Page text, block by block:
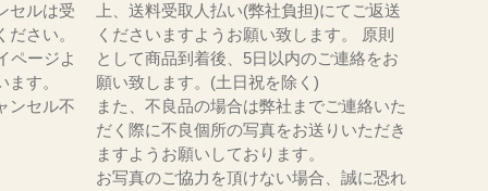
セルは受
さい。
ページよ
す。
ンセル不
上、送料受取人払い(弊社負担)にてご返送
くださいますようお願い致します。 原則
として商品到着後、5日以内のご連絡をお
願い致します。(土日祝を除く)
また、不良品の場合は弊社までご連絡いた
だく際に不良個所の写真をお送りいただき
ますようお願いしております。
お写真のご協力を頂けない場合、誠に恐れ